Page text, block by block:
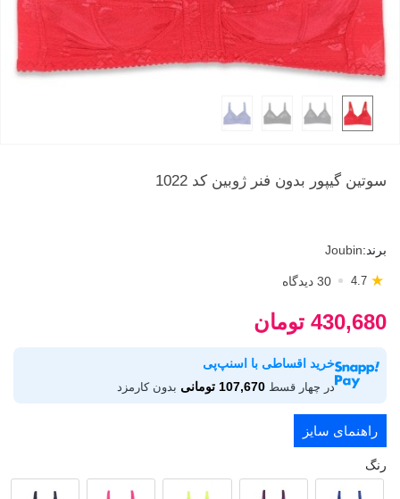
سوتین گیپور بدون فنر ژوبین کد 1022
برند:Joubin
4.7 ★ 30 دیدگاه
430,680 تومان
خرید اقساطی با اسنپ‌پی
در چهار قسط 107,670 تومانی بدون کارمزد
راهنمای سایز
رنگ